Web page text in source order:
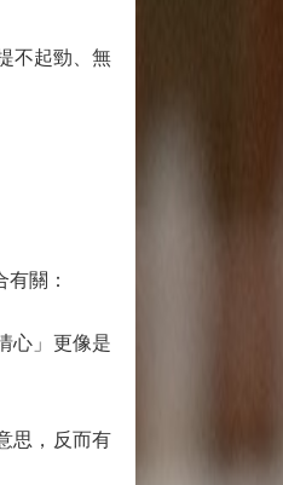
不起勁、無
關：
心」更像是
思，反而有